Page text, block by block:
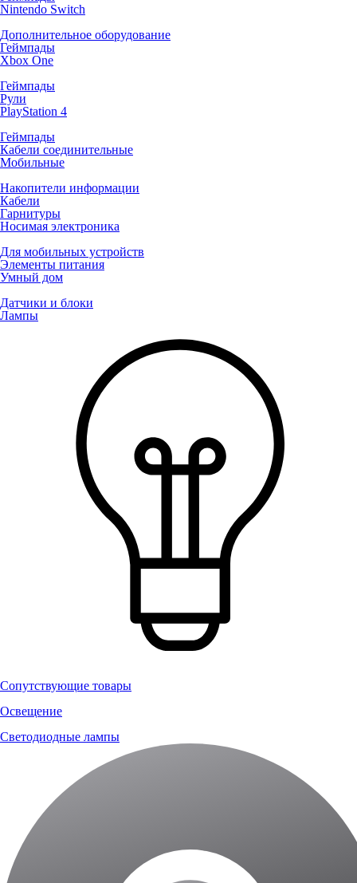
Nintendo Switch
Дополнительное оборудование
Геймпады
Xbox One
Геймпады
Рули
PlayStation 4
Геймпады
Кабели соединительные
Мобильные
Накопители информации
Кабели
Гарнитуры
Носимая электроника
Для мобильных устройств
Элементы питания
Умный дом
Датчики и блоки
Лампы
Сопутствующие товары
Освещение
Светодиодные лампы